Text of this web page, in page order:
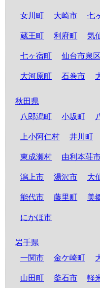
女川町 大崎市 七
蔵王町 利府町 気
七ヶ宿町 仙台市泉区
大河原町 石巻市
秋田県
八郎潟町
小坂町
上小阿仁村 井川町
東成瀬村 由利本荘
潟上市 湯沢市 大
能代市 藤里町 美
にかほ市
岩手県
一関市
金ケ崎町
山田町 釜石市 軽